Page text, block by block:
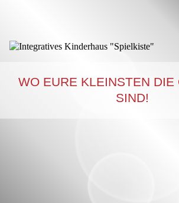
WO EURE KLEINSTEN DIE
IND!